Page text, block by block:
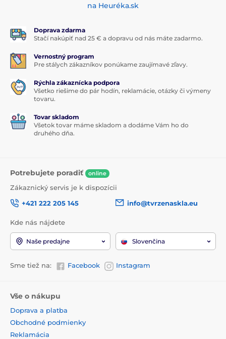
na Heuréka.sk
Doprava zdarma
Stačí nakúpiť nad 25 € a dopravu od nás máte zadarmo.
Vernostný program
Pre stálych zákazníkov ponúkame zaujímavé zľavy.
Rýchla zákaznícka podpora
Všetko riešime do pár hodín, reklamácie, otázky či výmeny
tovaru.
Tovar skladom
Všetok tovar máme skladom a dodáme Vám ho do
druhého dňa.
Potrebujete poradiť online
Zákaznický servis je k dispozícii
+421 222 205 145
info@tvrzenaskla.eu
Kde nás nájdete
Naše predajne Slovenčina
Sme tiež na: Facebook Instagram
Vše o nákupu
Doprava a platba
Obchodné podmienky
Reklamácia